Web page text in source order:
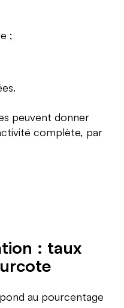
;
peuvent donner
complète, par
: taux
au pourcentage